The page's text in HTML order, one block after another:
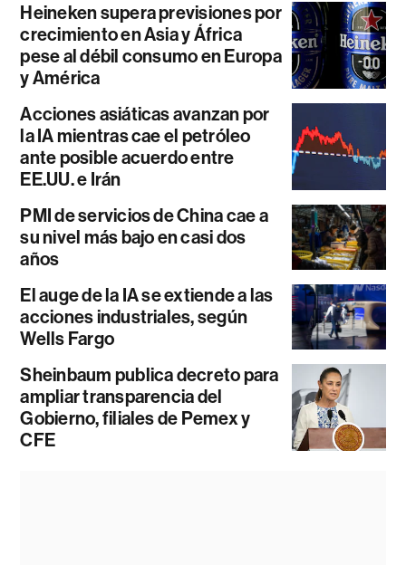
Heineken supera previsiones por
crecimiento en Asia y África
pese al débil consumo en Europa
y América
Acciones asiáticas avanzan por
la IA mientras cae el petróleo
ante posible acuerdo entre
EE.UU. e Irán
PMI de servicios de China cae a
su nivel más bajo en casi dos
años
El auge de la IA se extiende a las
acciones industriales, según
Wells Fargo
Sheinbaum publica decreto para
ampliar transparencia del
Gobierno, filiales de Pemex y
CFE